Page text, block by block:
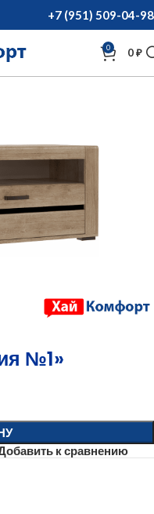
+7 (951) 509-04-98
0 0₽
№1»
к сравнению